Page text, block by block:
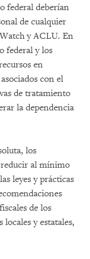
federal deberían
de cualquier
y ACLU. En
federal y los
en
con el
de tratamiento
la dependencia
los
al mínimo
leyes y prácticas
de los
locales y estatales,